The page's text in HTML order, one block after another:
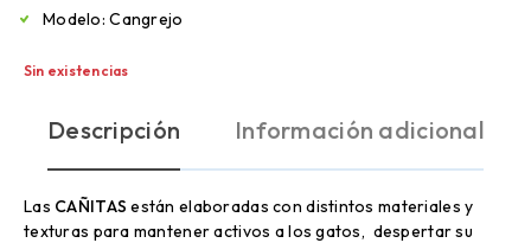
Modelo: Cangrejo
Sin existencias
Descripción Información adicional
Las CAÑITAS están elaboradas con distintos materiales y
texturas para mantener activos a los gatos, despertar su